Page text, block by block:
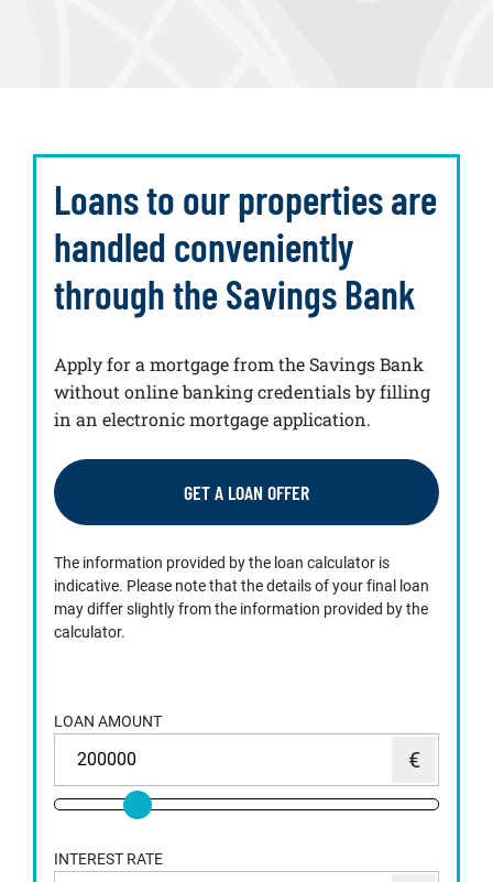
Loans to our properties are
handled conveniently
through the Savings Bank
Apply for a mortgage from the Savings Bank
without online banking credentials by filling
in an electronic mortgage application.
GET A LOAN OFFER
The information provided by the loan calculator is
indicative. Please note that the details of your final loan
may differ slightly from the information provided by the
calculator.
LOAN AMOUNT
INTEREST RATE